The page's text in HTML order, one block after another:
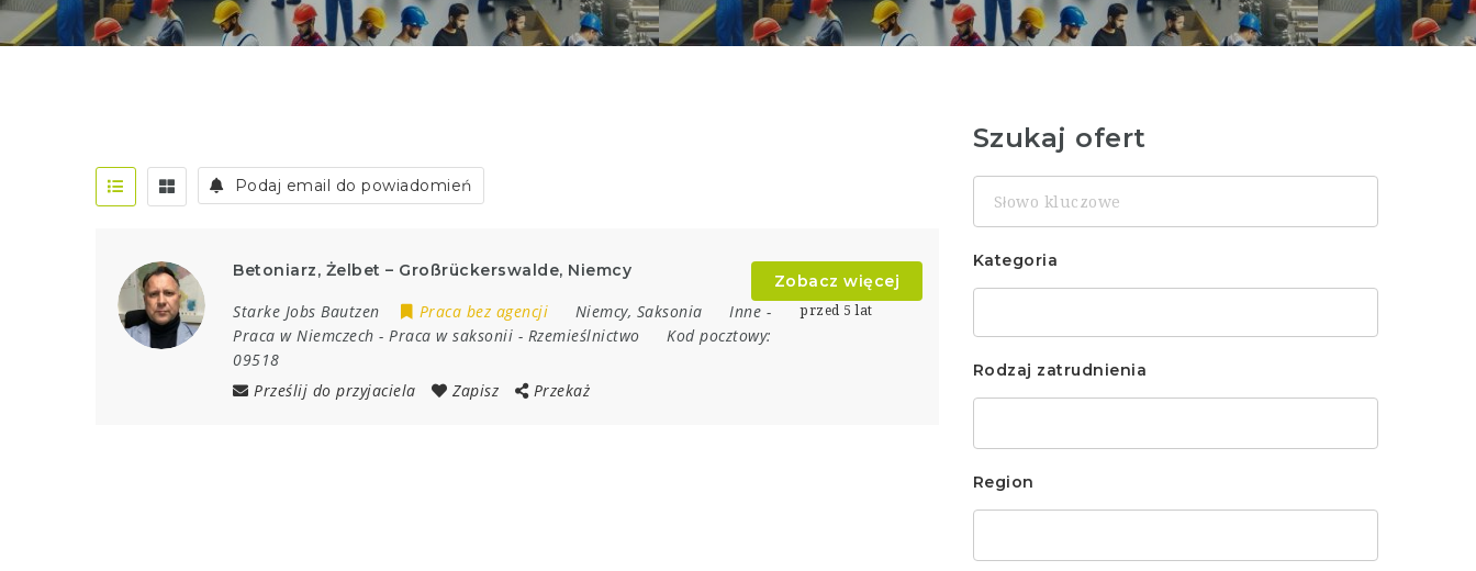
Podaj email do powiadomień
Betoniarz, Żelbet – Großrückerswalde, Niemcy
Starke Jobs Bautzen Praca bez agencji Niemcy, Saksonia Inne -
Praca w Niemczech - Praca w saksonii - Rzemieślnictwo
Kod pocztowy:
09518
Prześlij do przyjaciela
Zapisz Przekaż
Zobacz więcej
przed 5 lat
Szukaj ofert
Słowo
kluczowe
Kategoria
Rodzaj zatrudnienia
Region